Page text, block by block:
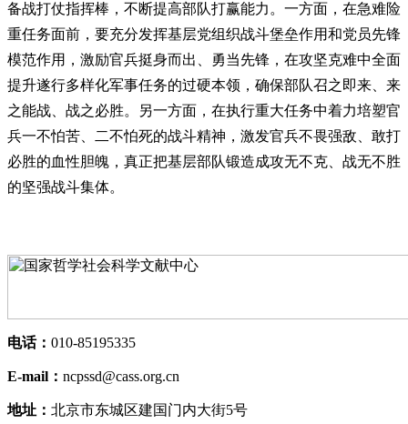
备战打仗指挥棒，不断提高部队打赢能力。一方面，在急难险
重任务面前，要充分发挥基层党组织战斗堡垒作用和党员先锋
模范作用，激励官兵挺身而出、勇当先锋，在攻坚克难中全面
提升遂行多样化军事任务的过硬本领，确保部队召之即来、来
之能战、战之必胜。另一方面，在执行重大任务中着力培塑官
兵一不怕苦、二不怕死的战斗精神，激发官兵不畏强敌、敢打
必胜的血性胆魄，真正把基层部队锻造成攻无不克、战无不胜
的坚强战斗集体。
电话： 010-85195335
E-mail： ncpssd@cass.org.cn
地址： 北京市东城区建国门内大街5号